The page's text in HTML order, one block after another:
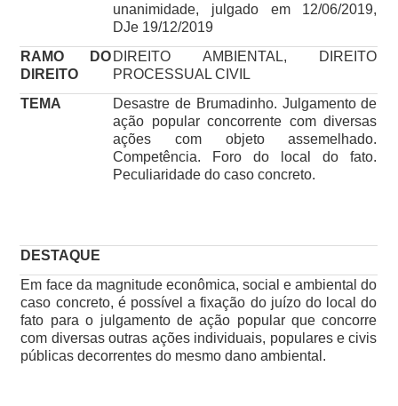
unanimidade, julgado em 12/06/2019,
DJe 19/12/2019
RAMO DO
DIREITO
DIREITO AMBIENTAL, DIREITO
PROCESSUAL CIVIL
TEMA
Desastre de Brumadinho. Julgamento de
ação popular concorrente com diversas
ações com objeto assemelhado.
Competência. Foro do local do fato.
Peculiaridade do caso concreto.
DESTAQUE
Em face da magnitude econômica, social e ambiental do
caso concreto, é possível a fixação do juízo do local do
fato para o julgamento de ação popular que concorre
com diversas outras ações individuais, populares e civis
públicas decorrentes do mesmo dano ambiental.